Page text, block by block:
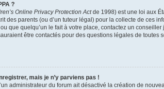
?
Online Privacy Protection Actde 1998) est une loi aux
des parents (ou d’un tuteur légal) pour la collecte de ces
que quelqu’un le fait à votre place, contactez un
être contactés pour des questions légales de
mais je n’y parviens pas !
administrateur du forum ait désactivé la création de